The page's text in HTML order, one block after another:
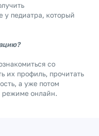
у педиатра, который
со
их профиль, прочитать
а уже потом
режиме онлайн.